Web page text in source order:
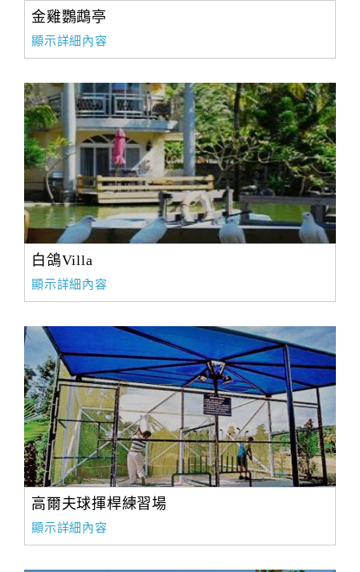
金雞鸚鵡亭
顯示詳細內容
白鴿Villa
顯示詳細內容
高爾夫球揮桿練習場
顯示詳細內容